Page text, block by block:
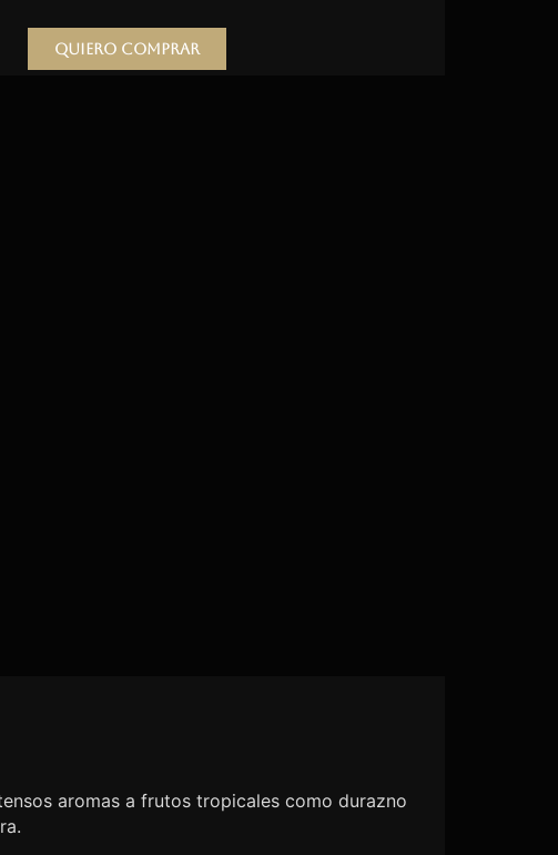
Quiero comprar
aromas a frutos tropicales como durazno